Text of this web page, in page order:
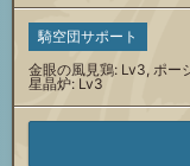
騎空団サポート
金眼の風見鶏: Lv3, ポー
星晶炉: Lv3